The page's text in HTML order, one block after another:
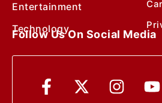
Entertainment
Technology
Follow Us On Social Media